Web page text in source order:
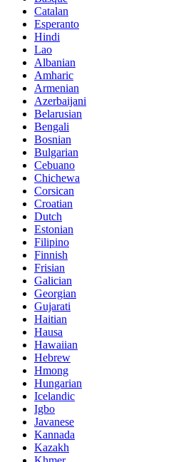
Catalan
Esperanto
Hindi
Lao
Albanian
Amharic
Armenian
Azerbaijani
Belarusian
Bengali
Bosnian
Bulgarian
Cebuano
Chichewa
Corsican
Croatian
Dutch
Estonian
Filipino
Finnish
Frisian
Galician
Georgian
Gujarati
Haitian
Hausa
Hawaiian
Hebrew
Hmong
Hungarian
Icelandic
Igbo
Javanese
Kannada
Kazakh